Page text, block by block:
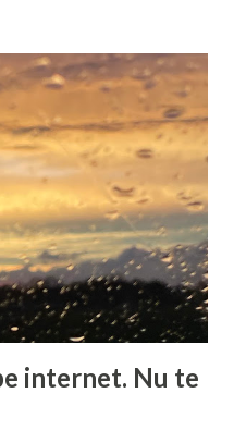
părinții pe care îi vedem
cuvântul „abuz”, din ce
au nevoie, ci de
de arest
chimică, însă intru
și interpretabil, ce ține
Deși cel ce-și
poate fi catalogat ca...
internet. Nu te